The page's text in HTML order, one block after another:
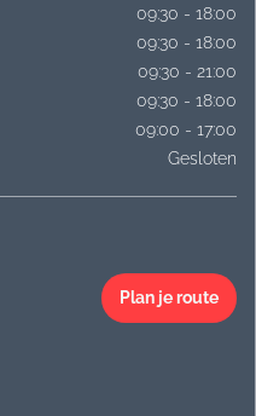
09:30 - 18:00
09:30 - 18:00
09:30 - 21:00
09:30 - 18:00
09:00 - 17:00
Gesloten
Plan je route